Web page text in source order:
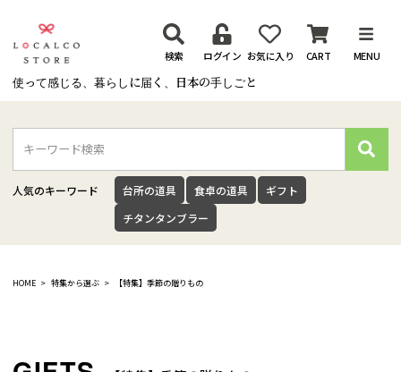
使って感じる、暮らしに届く、日本の手しごと
検索 ログイン お気に入り CART MENU
検
索
人気のキーワード 台所の道具 食卓の道具
ギフト
チタンタンブラー
HOME 特集から選ぶ 【特集】季節の贈りもの